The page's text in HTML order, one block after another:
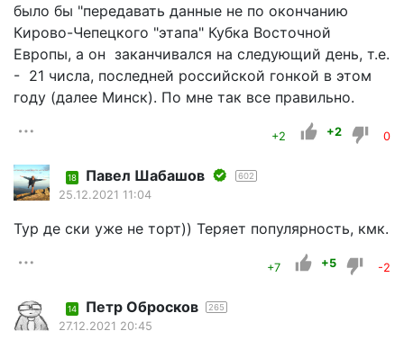
было бы "передавать данные не по окончанию
Кирово-Чепецкого "этапа" Кубка Восточной
Европы, а он заканчивался на следующий день, т.е.
- 21 числа, последней российской гонкой в этом
году (далее Минск). По мне так все правильно.
+2 +2 0
18 Павел Шабашов 602
25.12.2021 11:04
Тур де ски уже не торт)) Теряет популярность, кмк.
+7 +5 -2
14 Петр Обросков 265
27.12.2021 20:45